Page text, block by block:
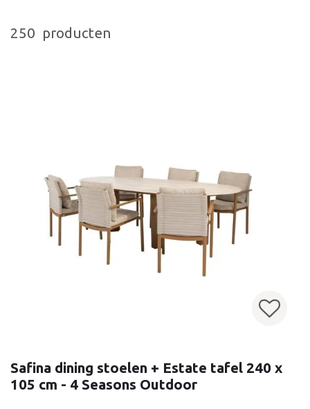
250 producten
Safina dining stoelen + Estate tafel 240 x
105 cm - 4 Seasons Outdoor